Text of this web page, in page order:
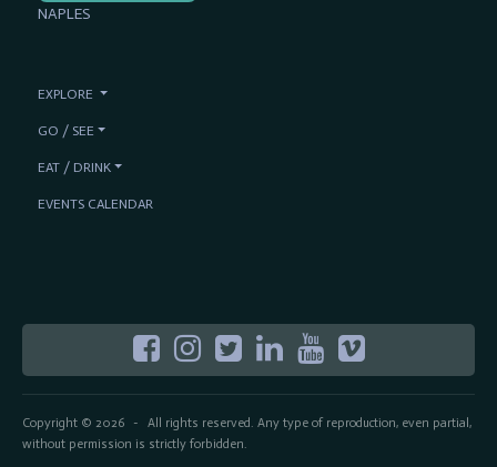
Copyright © 2026- All rights reserved. Any type of reproduction, even partial,
without permission is strictly forbidden.
NAPLES
EXPLORE
GO / SEE
EAT / DRINK
EVENTS CALENDAR